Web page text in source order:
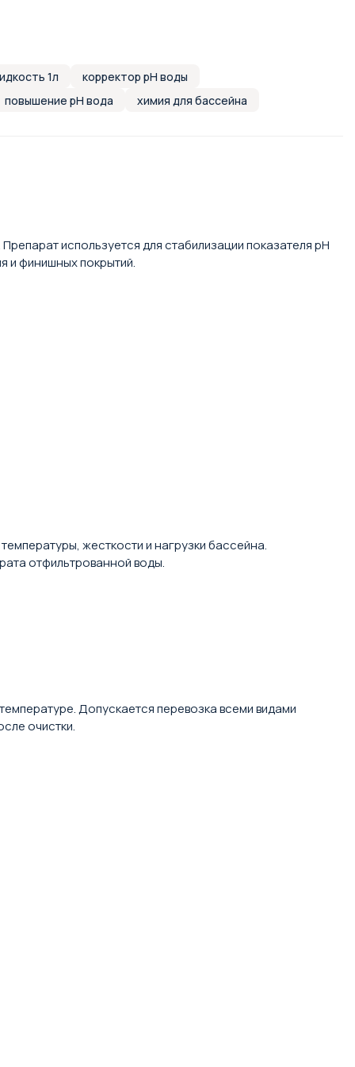
1л
корректор pH воды
повышение pH вода химия для бассейна
используется для стабилизации показателя pH
и финишных покрытий.
жесткости и нагрузки бассейна.
отфильтрованной воды.
Допускается перевозка всеми видами
очистки.